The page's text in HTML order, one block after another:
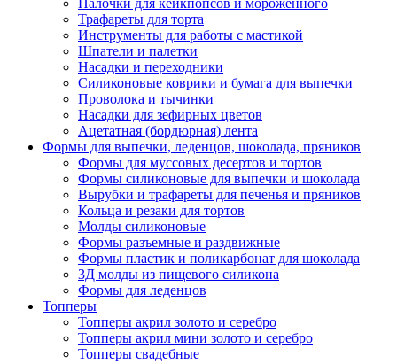
Палочки для кейкпопсов и мороженного
Трафареты для торта
Инструменты для работы с мастикой
Шпатели и палетки
Насадки и переходники
Силиконовые коврики и бумага для выпечки
Проволока и тычинки
Насадки для зефирных цветов
Ацетатная (бордюрная) лента
Формы для выпечки, леденцов, шоколада, пряников
Формы для муссовых десертов и тортов
Формы силиконовые для выпечки и шоколада
Вырубки и трафареты для печенья и пряников
Кольца и резаки для тортов
Молды силиконовые
Формы разъемные и раздвижные
Формы пластик и поликарбонат для шоколада
3Д молды из пищевого силикона
Формы для леденцов
Топперы
Топперы акрил золото и серебро
Топперы акрил мини золото и серебро
Топперы свадебные